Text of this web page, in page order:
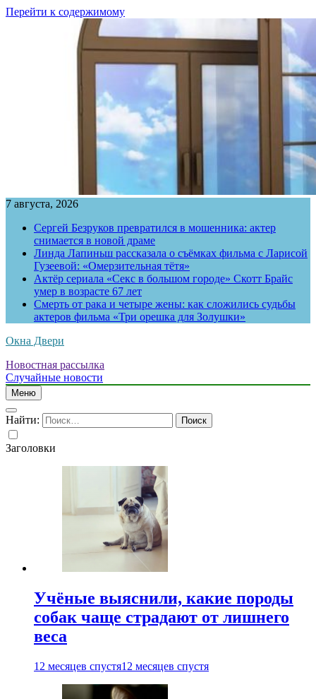
Перейти к содержимому
7 августа, 2026
Сергей Безруков превратился в мошенника: актер
снимается в новой драме
Линда Лапиньш рассказала о съёмках фильма с Ларисой
Гузеевой: «Омерзительная тётя»
Актёр сериала «Секс в большом городе» Скотт Брайс
умер в возрасте 67 лет
Смерть от рака и четыре жены: как сложились судьбы
актеров фильма «Три орешка для Золушки»
Окна Двери
Новостная рассылка
Случайные новости
Меню
Найти:
Заголовки
Учёные выяснили, какие породы
собак чаще страдают от лишнего
веса
12 месяцев спустя12 месяцев спустя